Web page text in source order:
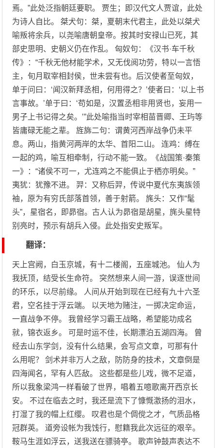
焉。”此处泛指朝廷要职。 贾生；即汉代文人贾谊，此处
为诗人自比。 桀犬句：桀，夏朝末代君主，此处以桀犬
喻叛将余兵，以尧喻唐朝皇帝。按其时安禄山已死，其
部史思明、史朝义仍在作乱。 匈奴句：《汉书·车千秋
传》：“千秋无他材能学术，又无伐阅功劳，特以一言悟
主，旬月取宰相封侯，世未尝有也。后汉使者至匈奴，
单于问曰：‘闻汉新拜丞相，何用得之？’使者曰：‘以上书
言事故。’单于曰：‘苟如是，汉置丞相非用贤也，妄用一
男子上书记得之矣。’”此处喻指当时宰相苗晋卿、王玙等
皆庸碌无能之辈。 旌旆二句：谓黄河西岸战争仍未平
息。两山，指黄河两岸的太华、首阳二山。 连鸡：缚在
一起的鸡，喻互相牵制，行动不能一致。《战国策·秦策
一》：“诸侯不可一，尤连鸡之不能俱止于栖亦明矣。”
夷犹：犹豫不进。 羿：又称后羿，传说中夏代东夷族领
袖，原为有穷氏部落首领，善于射箭。 旄头：又作“髦
头”，星宿名，即昴宿。古人认为昴宿是胡星，旄头星特
别亮时，预示有胡兵入侵。此处指安史叛军。
翻译：
天上宫阙，白玉京城，有十二楼阁，五座城池。 仙人为
我抚顶，结受长生命符。 突然想来人间一游，误逐世间
的环乐，以尽前缘。 人间从开始到现在已经有九十六圣
君，空名挂于浮云端。 以天地为赌注，一掷决定命运，
一直战争不停。 我曾经学习霸王战略，希望能功成名
就，锦衣返乡。 可是时运不佳，长期漂泊五湖四海。 曾
经去山东学剑，没有什么结果，会写点文章，可那有什
么用呢？ 剑术并非万人之敌，防防身的技术，文章倒是
四海闻名，罕有人匹敌。 这些都是些儿戏，微不足道，
所以我象梁鸿一样看破了世界，唱着五噫歌离开西京长
安。 不过在临去之时，我还是流下了慷慨激扬的泪水，
打湿了我的帽上红缨。 叹君也是个倜傥之才，气质品格
冠群英。 道旁设帐为我饯行，慰籍我此次远征的艰辛。
鞍马生涯如浮云，送我送在骠骑亭。 歌声钟鼓声表达不